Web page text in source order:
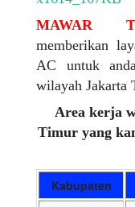
MAWAR
memberikan
AC untuk
wilayah Jakarta
Area kerja
Timur yang
Kabupaten